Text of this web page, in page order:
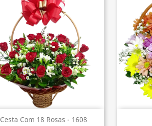
Cesta Com 18 Rosas - 1608
Visualização rápida